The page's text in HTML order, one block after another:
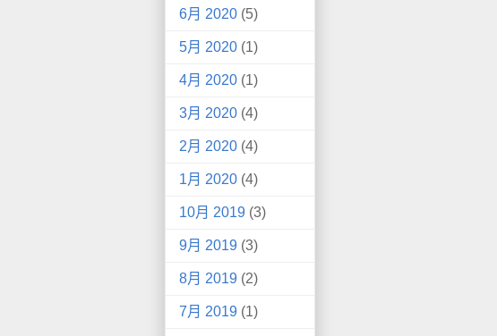
6月 2020 (5)
5月 2020 (1)
4月 2020 (1)
3月 2020 (4)
2月 2020 (4)
1月 2020 (4)
10月 2019 (3)
9月 2019 (3)
8月 2019 (2)
7月 2019 (1)